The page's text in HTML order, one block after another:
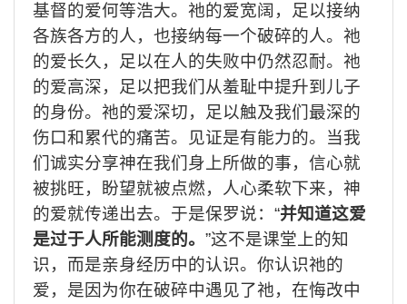
基督的爱何等浩大。祂的爱宽阔，足以接纳
各族各方的人，也接纳每一个破碎的人。祂
的爱长久，足以在人的失败中仍然忍耐。祂
的爱高深，足以把我们从羞耻中提升到儿子
的身份。祂的爱深切，足以触及我们最深的
伤口和累代的痛苦。见证是有能力的。当我
们诚实分享神在我们身上所做的事，信心就
被挑旺，盼望就被点燃，人心柔软下来，神
的爱就传递出去。于是保罗说： “并知道这爱
是过于人所能测度的。 ”这不是课堂上的知
识，而是亲身经历中的认识。你认识祂的
爱，是因为你在破碎中遇见了祂，在悔改中